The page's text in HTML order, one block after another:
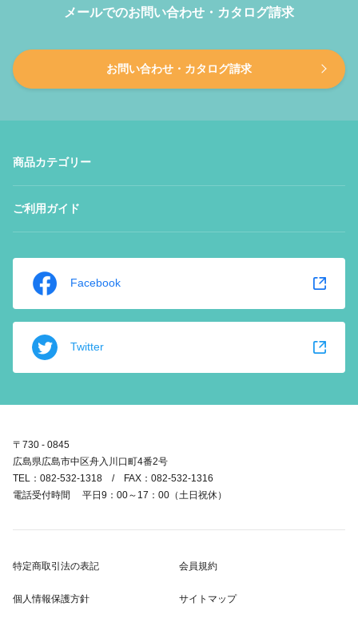
メールでのお問い合わせ・カタログ請求
お問い合わせ・カタログ請求
商品カテゴリー
ご利用ガイド
Facebook
Twitter
〒730 - 0845
広島県広島市中区舟入川口町4番2号
TEL：082-532-1318 / FAX：082-532-1316
電話受付時間 平日9：00～17：00（土日祝休）
特定商取引法の表記 会員規約
個人情報保護方針 サイトマップ